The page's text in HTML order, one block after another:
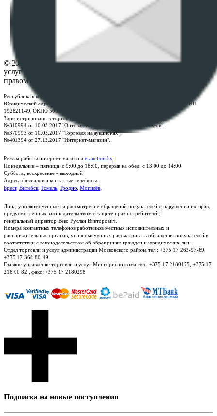
ПОЛОЖЕНИЕ О ПОЛИТИКЕ ОБРАБОТКИ COOKIE-
Настройки cookie-файлов
© 2026 Республиканское унитарное предприятие по оказанию
услуг "БелЮрОбеспечение" - Все права защищены авторским
правом
Республиканское унитарное предприятие по оказанию услуг "БелЮрОбеспечение"
Юридический адрес: г. Минск, пр-т. Дзержинского, 1Б, e-mail:
, УНП
192821149, ОКПО 500111895000
Зарегистрировано в торговом реестре Республики Беларусь:
№310994 от 10.03.2017 "Оптовая торговля без торговых объектов";
№370993 от 10.03.2017 "Торговля на аукционах";
№401394 от 27.12.2017 "Интернет-магазин".
Режим работы интернет-магазина e-auction.by:
Понедельник – пятница: с 9:00 до 18:00, перерыв на обед: с 13:00 до 14:00
Суббота, воскресенье - выходной
Адреса филиалов и контактые телефоны:
Брест, Витебск Гомель Гродно Могилёв
Лица, уполномоченные на рассмотрение обращений покупателей о нарушении их прав,
предусмотренных законодательством о защите прав потребителей:
генеральный директор Веко Руслан Викторович.
Номера контактных телефонов работников местных исполнительных и
распорядительных органов, уполномоченных рассматривать обращения покупателей в
соответствии с законодательством об обращениях граждан и юридических лиц:
Отдел торговли и услуг администрации Московского района тел.: +375 17 263-97-69,
+375 17 368-80-49
Главное управление торговли и услуг Мингорисполкома тел.: +375 17 2180175, +375 17
218 00 82 , факс: +375 17 2180298
Подписка на новые поступления